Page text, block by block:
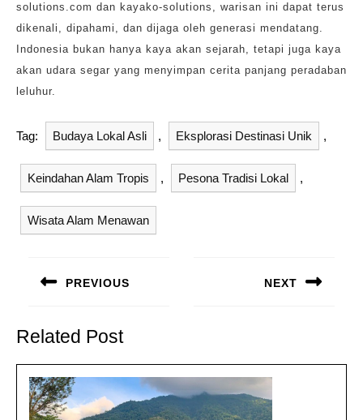
solutions.com dan kayako-solutions, warisan ini dapat terus
dikenali, dipahami, dan dijaga oleh generasi mendatang.
Indonesia bukan hanya kaya akan sejarah, tetapi juga kaya
akan udara segar yang menyimpan cerita panjang peradaban
leluhur.
Tag: Budaya Lokal Asli , Eksplorasi Destinasi Unik ,
Keindahan Alam Tropis , Pesona Tradisi Lokal ,
Wisata Alam Menawan
pos
PREVIOUS
post:
NEXT
Related Post